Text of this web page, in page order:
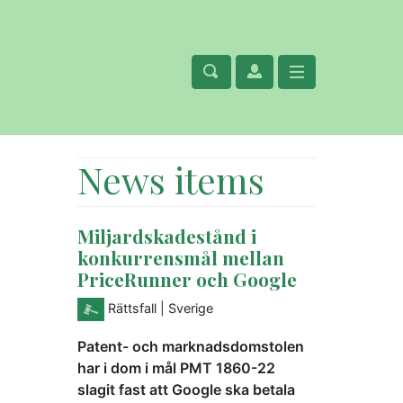
News items
Miljardskadestånd i
konkurrensmål mellan
PriceRunner och Google
Rättsfall | Sverige
Patent- och marknadsdomstolen
har i dom i mål PMT 1860-22
slagit fast att Google ska betala